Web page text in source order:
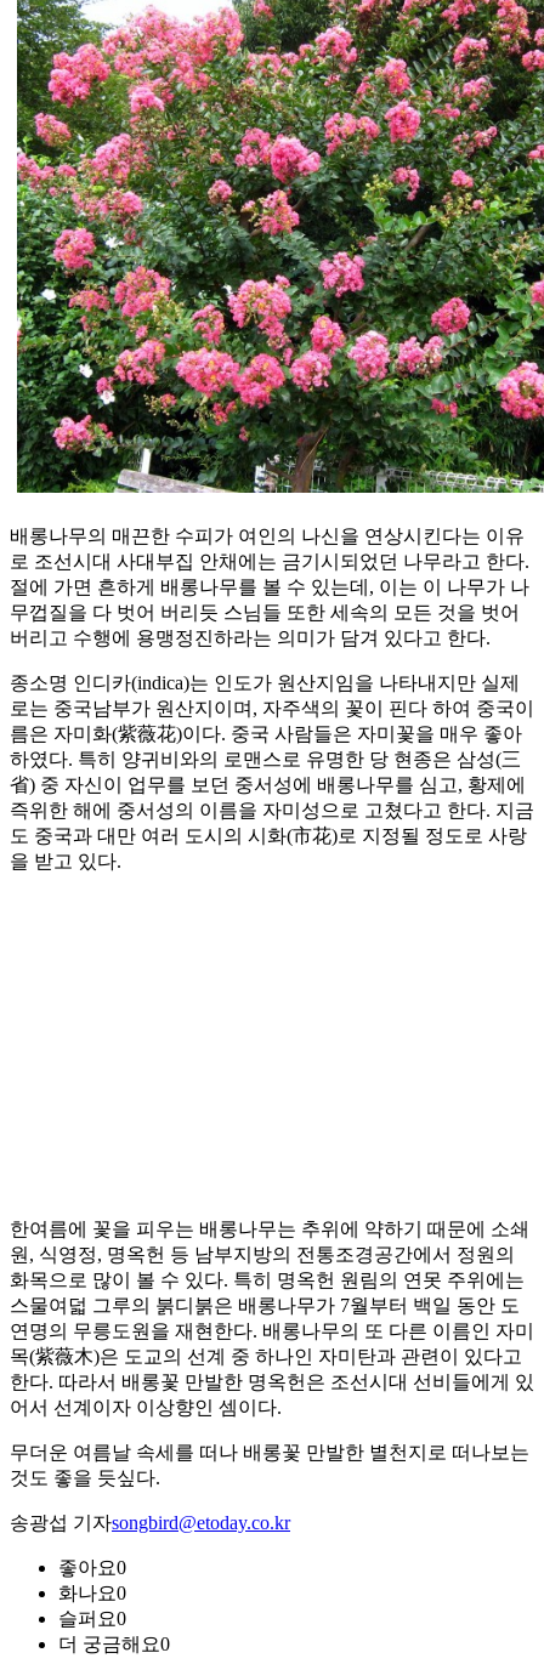
배롱나무의 매끈한 수피가 여인의 나신을 연상시킨다는 이유
로 조선시대 사대부집 안채에는 금기시되었던 나무라고 한다.
절에 가면 흔하게 배롱나무를 볼 수 있는데, 이는 이 나무가 나
무껍질을 다 벗어 버리듯 스님들 또한 세속의 모든 것을 벗어
버리고 수행에 용맹정진하라는 의미가 담겨 있다고 한다.
종소명 인디카(indica)는 인도가 원산지임을 나타내지만 실제
로는 중국남부가 원산지이며, 자주색의 꽃이 핀다 하여 중국이
름은 자미화(紫薇花)이다. 중국 사람들은 자미꽃을 매우 좋아
하였다. 특히 양귀비와의 로맨스로 유명한 당 현종은 삼성(三
省) 중 자신이 업무를 보던 중서성에 배롱나무를 심고, 황제에
즉위한 해에 중서성의 이름을 자미성으로 고쳤다고 한다. 지금
도 중국과 대만 여러 도시의 시화(市花)로 지정될 정도로 사랑
을 받고 있다.
한여름에 꽃을 피우는 배롱나무는 추위에 약하기 때문에 소쇄
원, 식영정, 명옥헌 등 남부지방의 전통조경공간에서 정원의
화목으로 많이 볼 수 있다. 특히 명옥헌 원림의 연못 주위에는
스물여덟 그루의 붉디붉은 배롱나무가 7월부터 백일 동안 도
연명의 무릉도원을 재현한다. 배롱나무의 또 다른 이름인 자미
목(紫薇木)은 도교의 선계 중 하나인 자미탄과 관련이 있다고
한다. 따라서 배롱꽃 만발한 명옥헌은 조선시대 선비들에게 있
어서 선계이자 이상향인 셈이다.
무더운 여름날 속세를 떠나 배롱꽃 만발한 별천지로 떠나보는
것도 좋을 듯싶다.
송광섭 기자songbird@etoday.co.kr
좋아요0
화나요0
슬퍼요0
더 궁금해요0